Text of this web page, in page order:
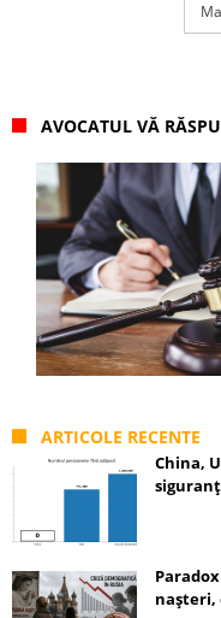
AVOCATUL VĂ
ARTICOLE RECENTE
China,
nașteri,